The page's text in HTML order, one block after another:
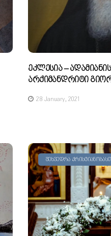
Ეკლესია –
Არქიმანდრიტი
28 January, 2021
ᲨᲔᲮᲕᲔᲓᲠᲐ